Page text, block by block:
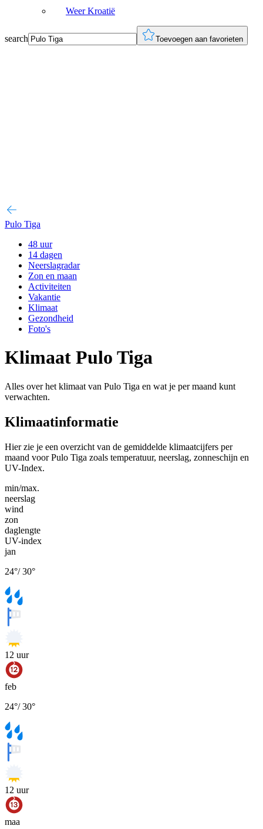
Weer Kroatië
search Toevoegen aan favorieten
Pulo Tiga
48 uur
14 dagen
Neerslagradar
Zon en maan
Activiteiten
Vakantie
Klimaat
Gezondheid
Foto's
Klimaat Pulo Tiga
Alles over het klimaat van Pulo Tiga en wat je per maand kunt
verwachten.
Klimaatinformatie
Hier zie je een overzicht van de gemiddelde klimaatcijfers per
maand voor Pulo Tiga zoals temperatuur, neerslag, zonneschijn en
UV-Index.
min/max.
neerslag
wind
zon
daglengte
UV-index
jan
24°/30°
12 uur
feb
24°/30°
12 uur
maa